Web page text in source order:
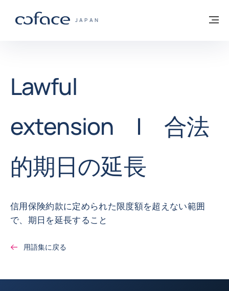
COFACE FOR TRADE - HOMEPAGE GROUP
JAPAN
ホームに戻る
Lawful
extension | 合法
的期日の延長
信用保険約款に定められた限度額を超えない範囲
で、期日を延長すること
用語集に戻る